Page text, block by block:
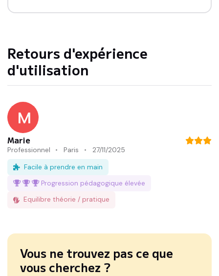
Retours d'expérience
d'utilisation
M
Marie
Professionnel Paris 27/11/2025
Facile à prendre en main
Progression pédagogique élevée
Equilibre théorie / pratique
Vous ne trouvez pas ce que
vous cherchez ?